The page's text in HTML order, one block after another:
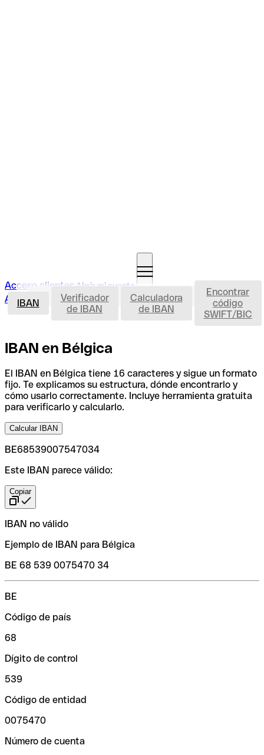
Acceso clientes Abrir mi cuenta
Abrir mi cuenta IBAN
IBAN
Verificador
de IBAN
Calculadora
de IBAN
Encontrar
código
SWIFT/BIC
IBAN en Bélgica
El IBAN en Bélgica tiene 16 caracteres y sigue un formato
fijo. Te explicamos su estructura, dónde encontrarlo y
cómo usarlo correctamente. Incluye herramienta gratuita
para verificarlo y calcularlo.
Calcular IBAN
BE68539007547034
Este IBAN parece válido:
Copiar
IBAN no válido
Ejemplo de IBAN para Bélgica
BE 68 539 0075470 34
BE
Código de país
68
Dígito de control
539
Código de entidad
0075470
Número de cuenta